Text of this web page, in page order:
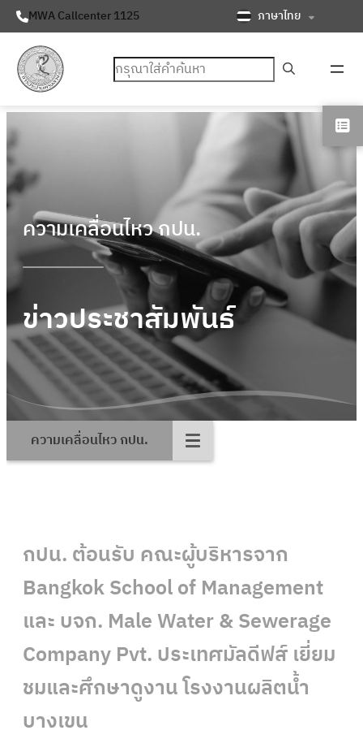
MWA Callcenter 1125 ภาษาไทย
ค้นหา
ความเคลื่อนไหว กปน.
ข่าวประชาสัมพันธ์
ความเคลื่อนไหว กปน.
กปน. ต้อนรับ คณะผู้บริหารจาก
Bangkok School of Management
และ บจก. Male Water & Sewerage
Company Pvt. ประเทศมัลดีฟส์ เยี่ยม
ชมและศึกษาดูงาน โรงงานผลิตน้ำ
บางเขน